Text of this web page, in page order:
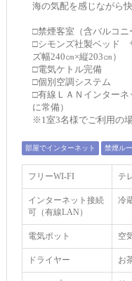
海の気配を感じながら
□禁煙客室（含バルコニ
□シモンズ社製ベッド
ズ幅240㎝×縦203㎝）
□電気ケトル完備
□個別空調システム
□有線ＬＡＮインター
に常備）
※1室3名様でご利用の
部屋でインターネット 禁煙ル
フリーWI‐FI テ
インターネット接続
可（有線LAN）
冷
電気ポット 空
ドライヤー お